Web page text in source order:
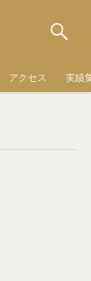
アクセス 実績